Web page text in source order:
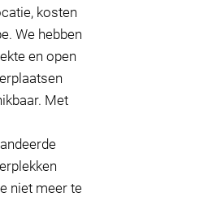
kosten
We hebben
en open
Met
niet meer te